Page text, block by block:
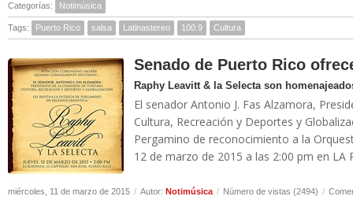
Categorías: Notimúsica
Tags: Puerto Rico salsa Latinastereo 100.9 Cultura
Senado de Puerto Rico
Raphy Leavitt & la Selecta son
El senador Antonio J. Fas Alzamora,
Cultura, Recreación y Deportes y
Pergamino de reconocimiento a la
12 de marzo de 2015 a las 2:00 pm en LA
miércoles, 11 de marzo de 2015 / Autor: Notimúsica / Número de vistas (2494) /